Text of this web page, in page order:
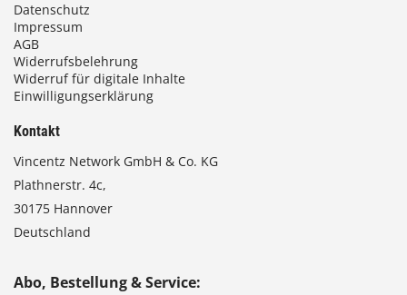
Datenschutz
Impressum
AGB
Widerrufsbelehrung
Widerruf für digitale Inhalte
Einwilligungserklärung
Kontakt
Vincentz Network GmbH & Co. KG
Plathnerstr. 4c,
30175 Hannover
Deutschland
Abo, Bestellung & Service: